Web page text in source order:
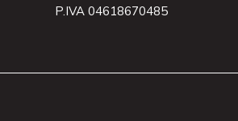
P.IVA 04618670485